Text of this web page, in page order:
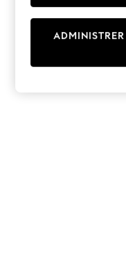
Sets & Outfits
T-Shirts